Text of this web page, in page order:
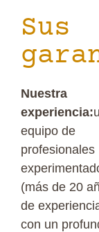
Sus
Nuestra
experiencia:
equipo de
profesionales
(más de 20
de
con un